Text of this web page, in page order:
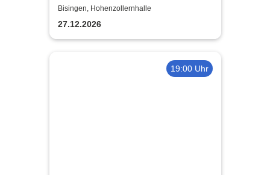
Die Schlagerband der 50er
und 60er Jahre
Bisingen, Hohenzollernhalle
27.12.2026
19:00 Uhr